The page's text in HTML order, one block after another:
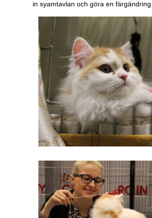
in syamtavlan och göra en